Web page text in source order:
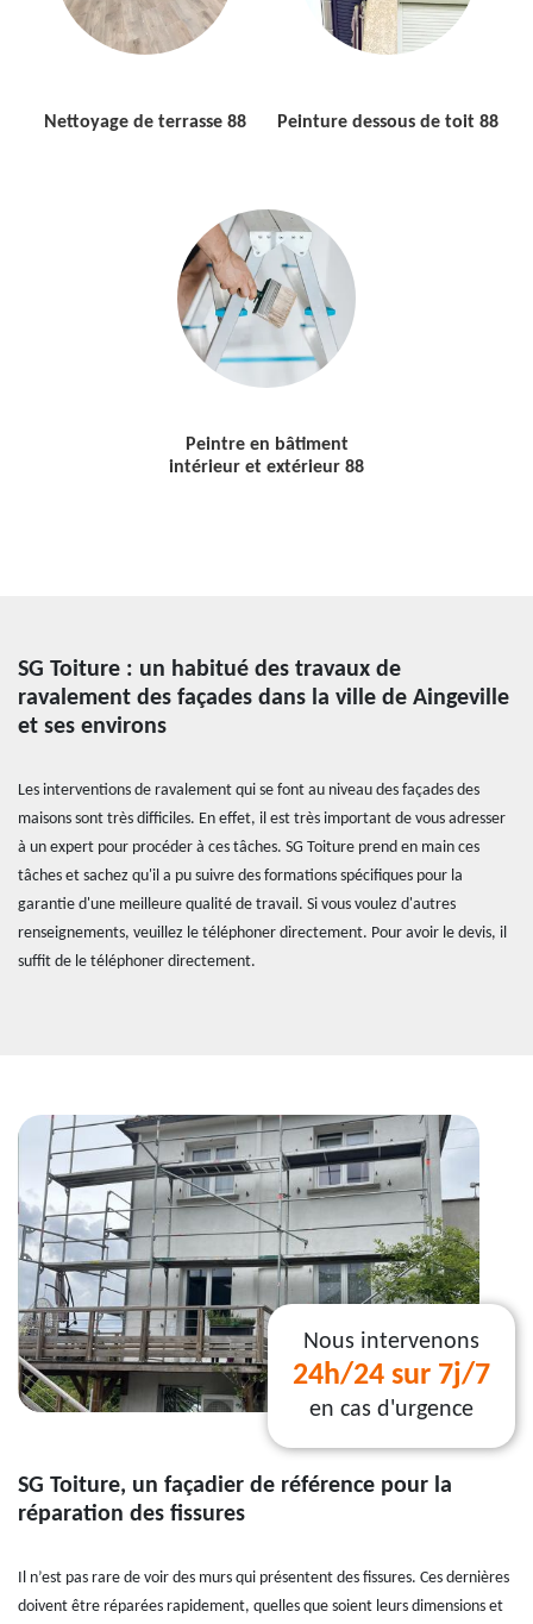
Nettoyage de terrasse 88 Peinture dessous de toit 88
Peintre en bâtiment
intérieur et extérieur 88
SG Toiture : un habitué des travaux de
ravalement des façades dans la ville de Aingeville
et ses environs
Les interventions de ravalement qui se font au niveau des façades des
maisons sont très difficiles. En effet, il est très important de vous adresser
à un expert pour procéder à ces tâches. SG Toiture prend en main ces
tâches et sachez qu'il a pu suivre des formations spécifiques pour la
garantie d'une meilleure qualité de travail. Si vous voulez d'autres
renseignements, veuillez le téléphoner directement. Pour avoir le devis, il
suffit de le téléphoner directement.
Nous intervenons
24h/24 sur 7j/7
en cas d'urgence
SG Toiture, un façadier de référence pour la
réparation des fissures
Il n’est pas rare de voir des murs qui présentent des fissures. Ces dernières
doivent être réparées rapidement, quelles que soient leurs dimensions et